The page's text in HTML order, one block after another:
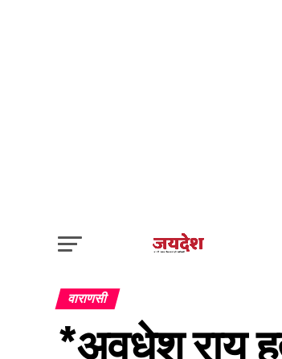
वाराणसी
*अवधेश राय